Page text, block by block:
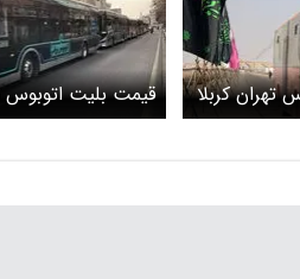
تهران کربلا
امروز سه‌شنبه ۲ تیر ۱۴۰۵ +
قیمت بلیت اتوبوس
کربلا اعلام شد